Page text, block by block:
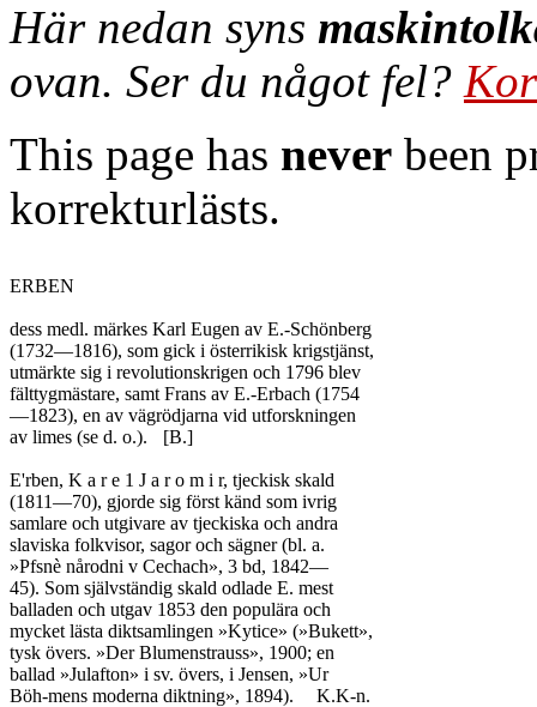
Här nedan syns
ovan. Ser du något fel?
This page has never been
korrekturlästs.
ERBEN
dess medl. märkes Karl Eugen av E.-Schönberg
(1732—1816), som gick i österrikisk krigstjänst,
utmärkte sig i revolutionskrigen och 1796 blev
fälttygmästare, samt Frans av E.-Erbach (1754
—1823), en av vägrödjarna vid utforskningen
av limes (se d. o.).	[B.]
E'rben, K a r e 1 J a r o m i r, tjeckisk skald
(1811—70), gjorde sig först känd som ivrig
samlare och utgivare av tjeckiska och andra
slaviska folkvisor, sagor och sägner (bl. a.
»Pfsnè nårodni v Cechach», 3 bd, 1842—
45). Som självständig skald odlade E. mest
balladen och utgav 1853 den populära och
mycket lästa diktsamlingen »Kytice» (»Bukett»,
tysk övers. »Der Blumenstrauss», 1900; en
ballad »Julafton» i sv. övers, i Jensen, »Ur
Böh-mens moderna diktning», 1894).	K.K-n.